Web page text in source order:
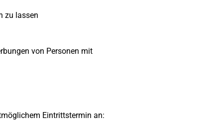
zu lassen
von Personen mit
Eintrittstermin an: